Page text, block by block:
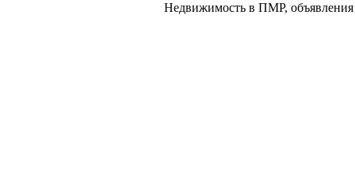
Недвижимость в ПМР, объявления